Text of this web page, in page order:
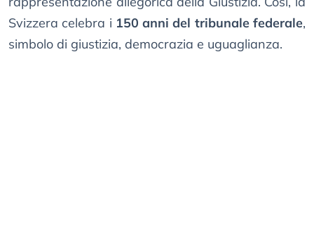
Svizzera celebra i 150 anni del tribunale federale,
simbolo di giustizia, democrazia e uguaglianza.